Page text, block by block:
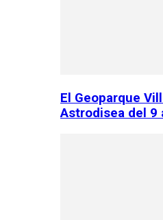
El Geoparque
Astrodisea del 9